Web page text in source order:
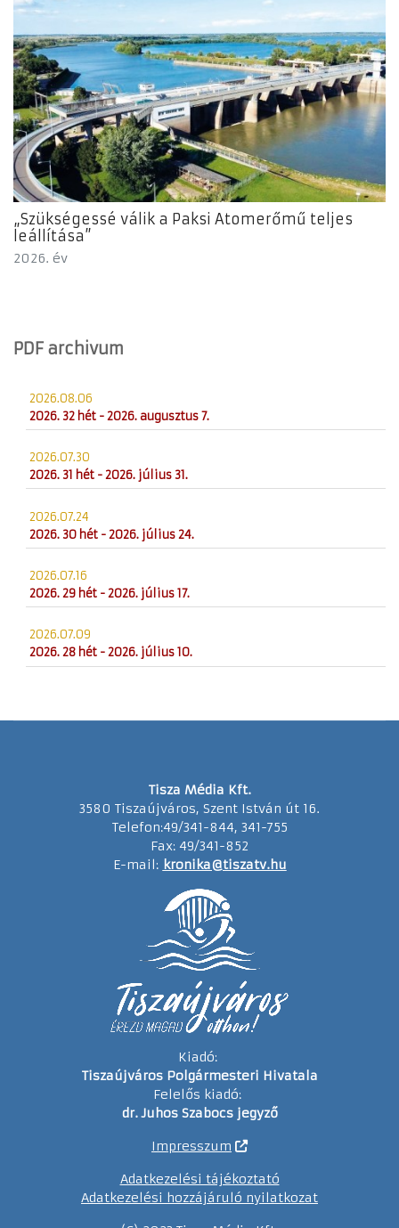
„Szükségessé válik a Paksi Atomerőmű teljes
leállítása”
2026. év
PDF archivum
2026.08.06
2026. 32 hét - 2026. augusztus 7.
2026.07.30
2026. 31 hét - 2026. július 31.
2026.07.24
2026. 30 hét - 2026. július 24.
2026.07.16
2026. 29 hét - 2026. július 17.
2026.07.09
2026. 28 hét - 2026. július 10.
Tisza Média Kft.
3580 Tiszaújváros, Szent István út 16.
Telefon:49/341-844, 341-755
Fax: 49/341-852
E-mail: kronika@tiszatv.hu
Kiadó:
Tiszaújváros Polgármesteri Hivatala
Felelős kiadó:
dr. Juhos Szabocs jegyző
Impresszum
Adatkezelési tájékoztató
Adatkezelési hozzájáruló nyilatkozat